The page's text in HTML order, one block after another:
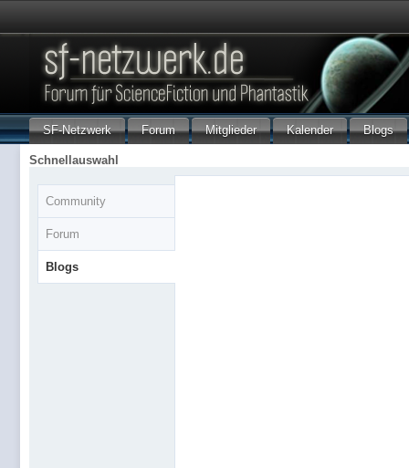
SF-Netzwerk Forum Mitglieder Kalender Blogs
Schnellauswahl
Community
Forum
Blogs